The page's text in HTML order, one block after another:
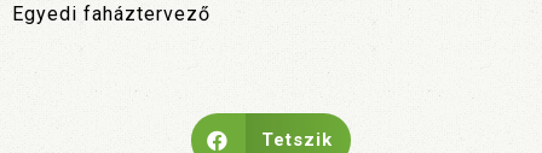
Egyedi faháztervező
Tetszik